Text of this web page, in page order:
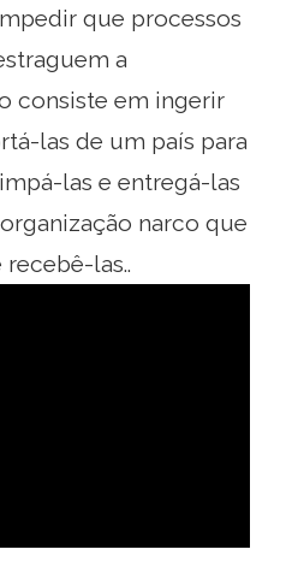
que processos
a
consiste em ingerir
las de um país para
las e entregá-las
narco que
las..